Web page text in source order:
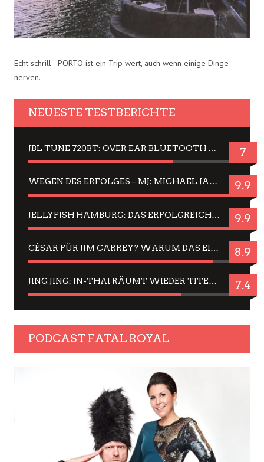
Echt schrill - PORTO ist ein Trip wert, auch wenn einige Dinge
nerven.
NEUESTE TESTBERICHTE
JBL TUNE 720BT: OVER EAR BLUETOOTH KOPFHÖRER UM DIE 50,-€ IM DAUER-TEST 7
WEGEN DES ERFOLGES – MJ: MICHAEL JACKSON MUSICAL IN EINER MATINEE SEHEN 9.9
JELLYFISH HAMBURG: DAS ERFOLGREICHE SOMMER-MENÜ 2025 IN GEFÜHLEN UND BILDERN 9.9
CÉSAR FÜR JIM CARREY? WARUM DAS EINER DER NERVIGSTEN ACTORS IST UND BLEIBT 8.9
JING JING: IN-THAI RÄUMT WIEDER TITEL AB – EIN ZWEI-STUNDEN-ERLEBNISBERICHT 7.4
PODCAST FATAL ROYAL